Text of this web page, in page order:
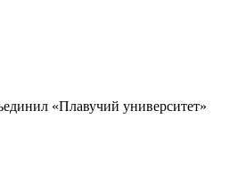
«Плавучий университет»